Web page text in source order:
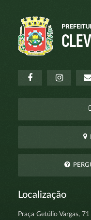
Localização
Praça Getúlio Vargas,